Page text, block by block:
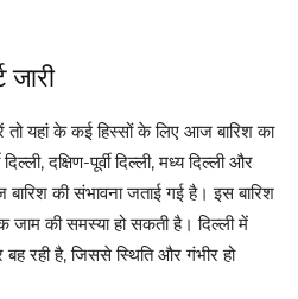
जारी
तो यहां के कई हिस्सों के लिए आज बारिश का
दक्षिण-पूर्वी दिल्ली, मध्य दिल्ली और
की संभावना जताई गई है। इस बारिश
की समस्या हो सकती है। दिल्ली में
रही है, जिससे स्थिति और गंभीर हो